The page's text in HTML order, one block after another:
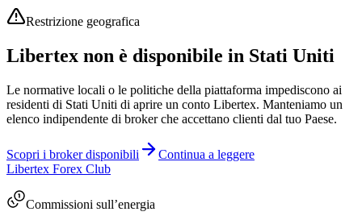
Restrizione geografica
Libertex non è disponibile in Stati Uniti
Le normative locali o le politiche della piattaforma impediscono ai
residenti di Stati Uniti di aprire un conto Libertex. Manteniamo un
elenco indipendente di broker che accettano clienti dal tuo Paese.
Scopri i broker disponibili
Continua a leggere
Libertex Forex Club
Commissioni sull’energia